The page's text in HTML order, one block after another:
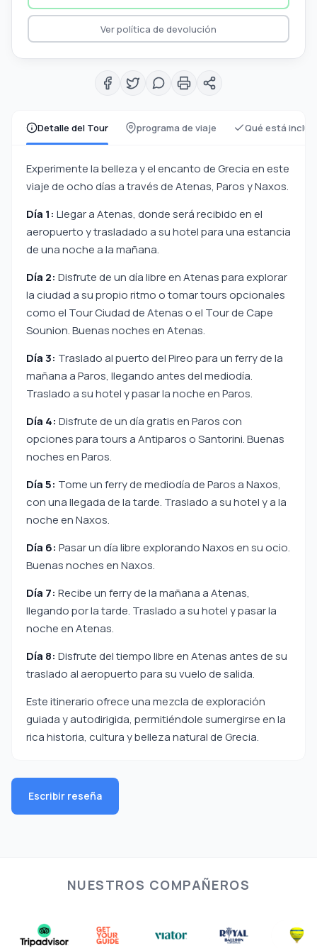
Detalle del Tour programa de viaje Qué está
Experimente la belleza y el encanto de Grecia en este
viaje de ocho días a través de Atenas, Paros y Naxos.
Día 1: Llegar a Atenas, donde será recibido en el
aeropuerto y trasladado a su hotel para una estancia
de una noche a la mañana.
Día 2: Disfrute de un día libre en Atenas para explorar
la ciudad a su propio ritmo o tomar tours opcionales
como el Tour Ciudad de Atenas o el Tour de Cape
Sounion. Buenas noches en Atenas.
Día 3: Traslado al puerto del Pireo para un ferry de la
mañana a Paros, llegando antes del mediodía.
Traslado a su hotel y pasar la noche en Paros.
Día 4: Disfrute de un día gratis en Paros con
opciones para tours a Antiparos o Santorini. Buenas
noches en Paros.
Día 5: Tome un ferry de mediodía de Paros a Naxos,
con una llegada de la tarde. Traslado a su hotel y a la
noche en Naxos.
Día 6: Pasar un día libre explorando Naxos en su ocio.
Buenas noches en Naxos.
Día 7: Recibe un ferry de la mañana a Atenas,
llegando por la tarde. Traslado a su hotel y pasar la
noche en Atenas.
Día 8: Disfrute del tiempo libre en Atenas antes de su
traslado al aeropuerto para su vuelo de salida.
Este itinerario ofrece una mezcla de exploración
guiada y autodirigida, permitiéndole sumergirse en la
rica historia, cultura y belleza natural de Grecia.
Escribir reseña
Ver política de devolución
NUESTROS COMPAÑEROS